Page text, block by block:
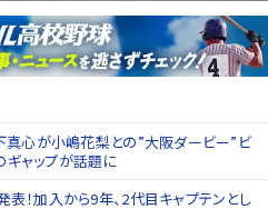
下真心が小嶋花梨との”大阪ダービー”ビ
ギャップが話題に
表！加入から9年、2代目キャプテンとし